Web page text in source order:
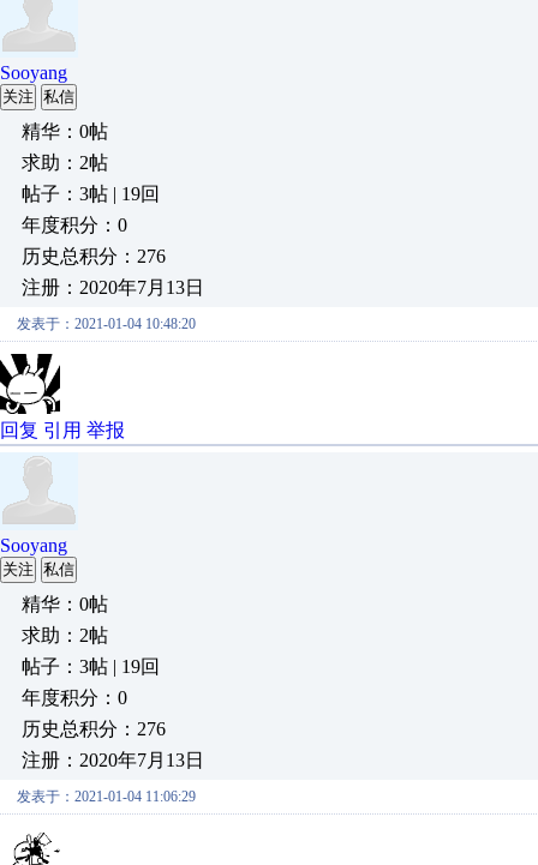
Sooyang
关注 私信
精华：0帖
求助：2帖
帖子：3帖 | 19回
年度积分：0
历史总积分：276
注册：2020年7月13日
发表于：2021-01-04 10:48:20
回复 引用 举报
Sooyang
关注 私信
精华：0帖
求助：2帖
帖子：3帖 | 19回
年度积分：0
历史总积分：276
注册：2020年7月13日
发表于：2021-01-04 11:06:29